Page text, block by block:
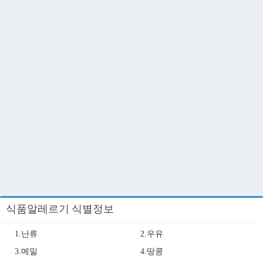
식품알레르기 식별정보
1.난류
2.우유
3.메밀
4.땅콩